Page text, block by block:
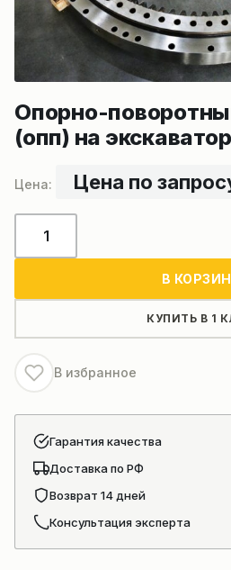
Опорно-
(опп) на экскаватор
Цена по
товара
(опп)
на
экскаватор
В
КУПИТЬ В 1
В избранное
Гарантия качества
Доставка по РФ
Возврат 14 дней
Консультация эксперта